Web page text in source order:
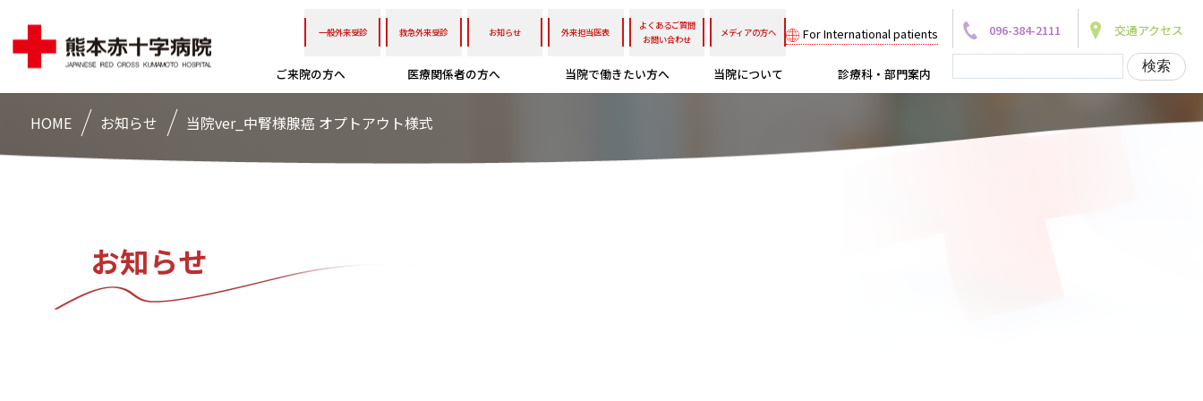
一般外来受診 救急外来受診 お知らせ 外来担当医表
よくあるご質問
お問い合わせ
メディアの方へ For International patients
ご来院の方へ 医療関係者の方へ 当院で働きたい方へ 当院について 診療科・部門案内
096-384-2111 交通アクセス
HOME お知らせ 当院ver_中腎様腺癌 オプトアウト様式
お知らせ